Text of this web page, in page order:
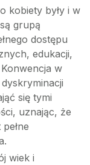
kobiety były i w
grupą
dostępu
edukacji,
w
się tymi
uznając, że
wiek i